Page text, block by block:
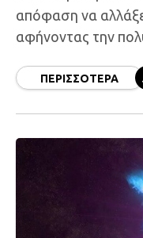
απόφαση να
αφήνοντας την
με μόλιςΠΕΡΙΣΣΌΤΕΡΑ